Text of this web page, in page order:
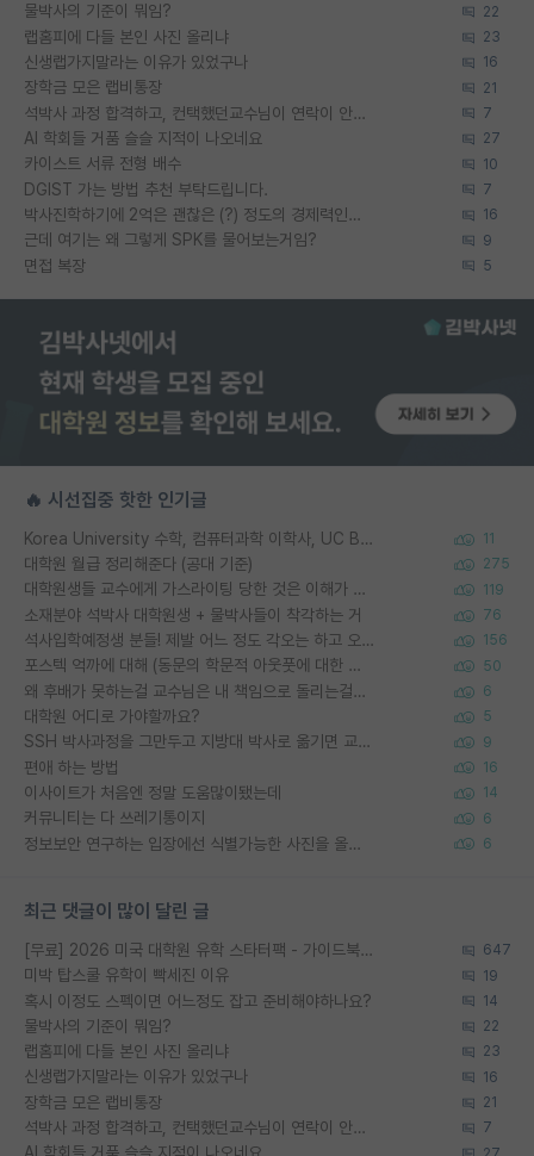
물박사의 기준이 뭐임? 22
랩홈피에 다들 본인 사진 올리냐 23
신생랩가지말라는 이유가 있었구나 16
장학금 모은 랩비통장 21
석박사 과정 합격하고, 컨택했던교수님이 연락이 안됩니다... 7
AI 학회들 거품 슬슬 지적이 나오네요 27
카이스트 서류 전형 배수 10
DGIST 가는 방법 추천 부탁드립니다. 7
박사진학하기에 2억은 괜찮은 (?) 정도의 경제력인가요 16
근데 여기는 왜 그렇게 SPK를 물어보는거임? 9
면접 복장 5
🔥 시선집중 핫한 인기글
Korea University 수학, 컴퓨터과학 이학사, UC Berkeley 산업공학 대학원 공학박사가 되는 것은 쉽지 않겠죠? 11
대학원 월급 정리해준다 (공대 기준) 275
대학원생들 교수에게 가스라이팅 당한 것은 이해가 갑니다. 안타깝네요. 119
소재분야 석박사 대학원생 + 물박사들이 착각하는 거 76
석사입학예정생 분들! 제발 어느 정도 각오는 하고 오세요. 156
포스텍 억까에 대해 (동문의 학문적 아웃풋에 대한 반박) 50
왜 후배가 못하는걸 교수님은 내 책임으로 돌리는걸까요? 6
대학원 어디로 가야할까요? 5
SSH 박사과정을 그만두고 지방대 박사로 옮기면 교수의 꿈은 끝일까요? 9
편애 하는 방법 16
이사이트가 처음엔 정말 도움많이됐는데 14
커뮤니티는 다 쓰레기통이지 6
정보보안 연구하는 입장에선 식별가능한 사진을 올리는건 비추이긴함 6
최근 댓글이 많이 달린 글
[무료] 2026 미국 대학원 유학 스타터팩 - 가이드북 & 합격자 컨택메일 템플릿 647
미박 탑스쿨 유학이 빡세진 이유 19
혹시 이정도 스펙이면 어느정도 잡고 준비해야하나요? 14
물박사의 기준이 뭐임? 22
랩홈피에 다들 본인 사진 올리냐 23
신생랩가지말라는 이유가 있었구나 16
장학금 모은 랩비통장 21
석박사 과정 합격하고, 컨택했던교수님이 연락이 안됩니다... 7